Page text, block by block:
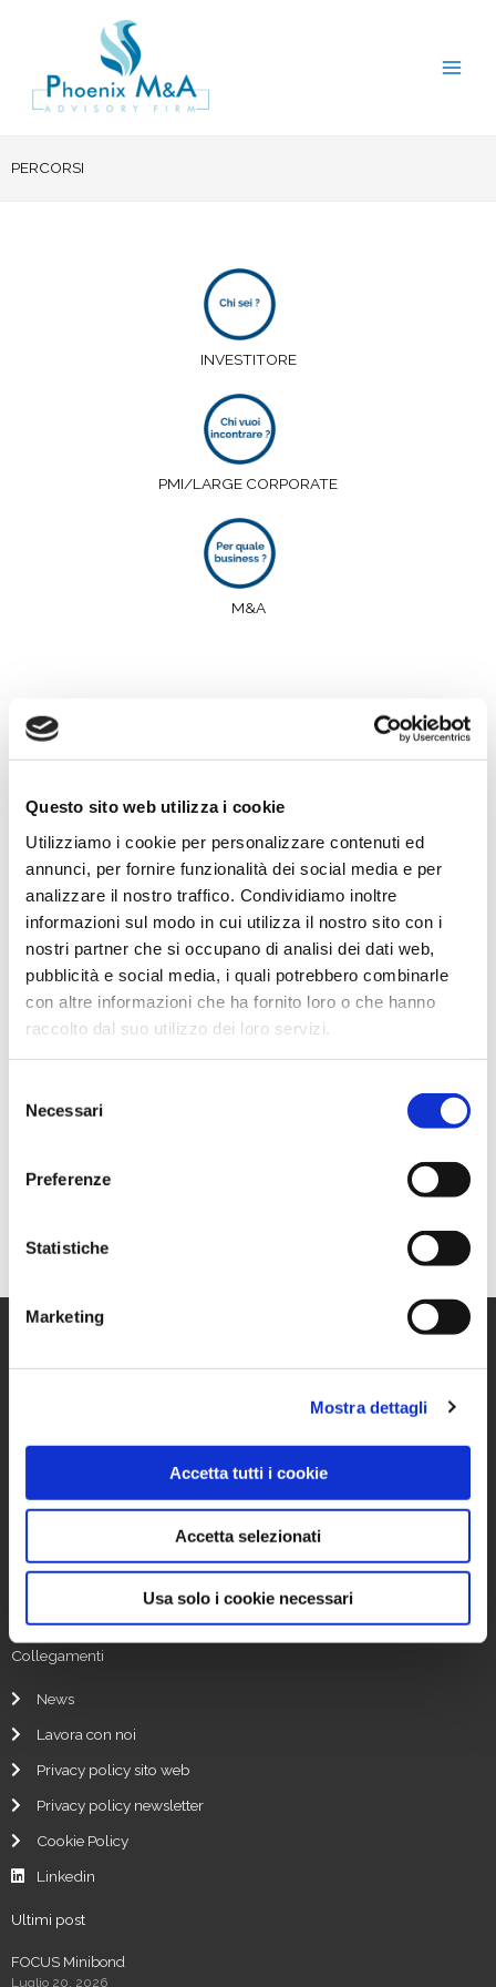
Questo sito web utilizza i cookie
Utilizziamo i cookie per personalizzare contenuti ed
annunci, per fornire funzionalità dei social media e per
analizzare il nostro traffico. Condividiamo inoltre
informazioni sul modo in cui utilizza il nostro sito con i
nostri partner che si occupano di analisi dei dati web,
pubblicità e social media, i quali potrebbero combinarle
con altre informazioni che ha fornito loro o che hanno
raccolto dal suo utilizzo dei loro servizi.
delNecessari
Preferenze
Statistiche
Marketing
Mostra dettagli
Accetta tutti i cookie
Accetta selezionati
Usa solo i cookie necessari
PERCORSI
INVESTITORE
PMI/LARGE CORPORATE
M&A
Viale di Porta Vercellina 9
Collegamenti
News
Lavora con noi
Privacy policy sito web
Privacy policy newsletter
Cookie Policy
Linkedin
Ultimi post
FOCUS Minibond
Luglio 20, 2026